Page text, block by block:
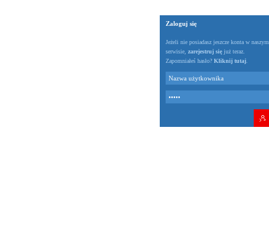
Zaloguj się
Jeżeli nie posiadasz jeszcze konta w naszym
serwisie, zarejestruj się już teraz.
Zapomniałeś hasło? Kliknij tutaj